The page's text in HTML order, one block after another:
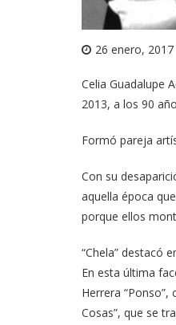
26 enero, 2017
Celia Guadalupe
2013, a los 90
Formó pareja
Con su
aquella época
porque ellos
“Chela” destacó
En esta última
Herrera
Cosas”, que se